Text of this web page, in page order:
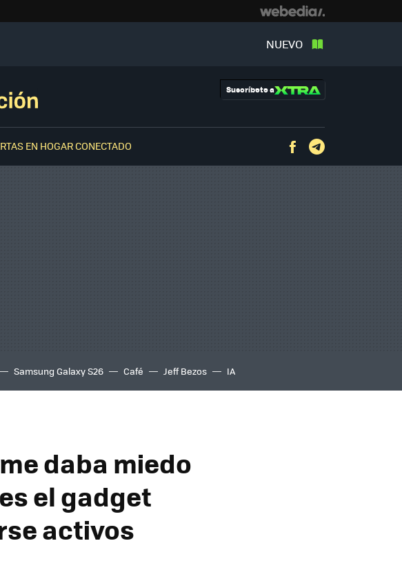
NUEVO
Suscríbete a
EN HOGAR CONECTADO Facebook
Samsung Galaxy S26 Café Jeff Bezos IA
daba miedo
el gadget
activos